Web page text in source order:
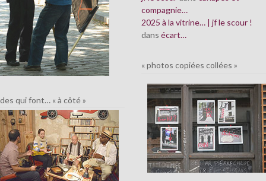
des qui font… « à côté »
compagnie…
2025 à la vitrine… | jf le scour !
dans écart…
« photos copiées collées »